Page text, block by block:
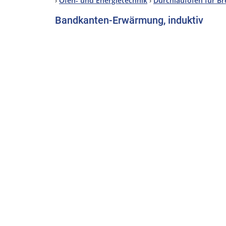
Bandkanten-Erwärmung, induktiv